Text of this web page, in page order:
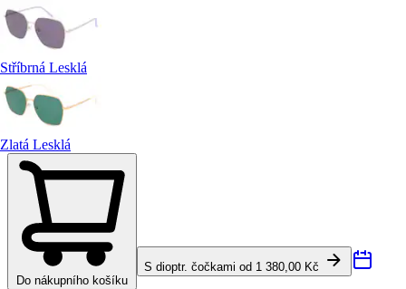
Stříbrná Lesklá
Zlatá Lesklá
Do nákupního košíku
S dioptr. čočkami od 1 380,00 Kč